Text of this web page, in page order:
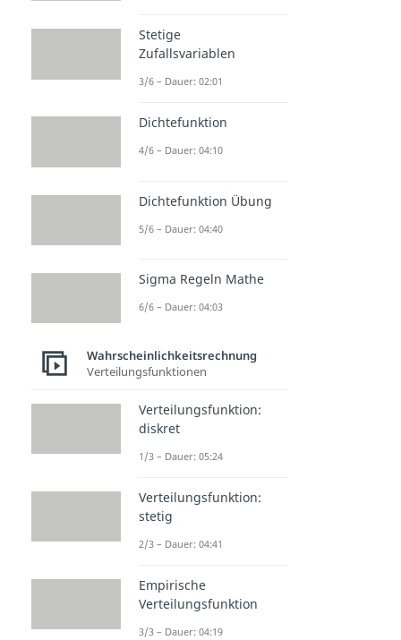
Stetige
Zufallsvariablen
3/6 – Dauer: 02:01
Dichtefunktion
4/6 – Dauer: 04:10
Dichtefunktion Übung
5/6 – Dauer: 04:40
Sigma Regeln Mathe
6/6 – Dauer: 04:03
Wahrscheinlichkeitsrechnung
Verteilungsfunktionen
Verteilungsfunktion:
diskret
1/3 – Dauer: 05:24
Verteilungsfunktion:
stetig
2/3 – Dauer: 04:41
Empirische
Verteilungsfunktion
3/3 – Dauer: 04:19